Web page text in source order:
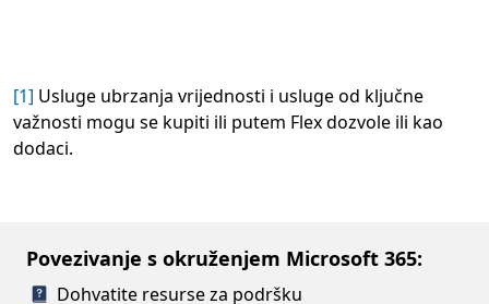
[1] Usluge ubrzanja vrijednosti i usluge od ključne
važnosti mogu se kupiti ili putem Flex dozvole ili kao
dodaci.
Povezivanje s okruženjem Microsoft 365:
Dohvatite resurse za podršku